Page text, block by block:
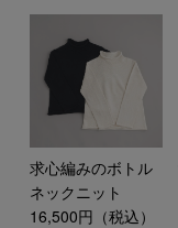
求心編みのボトル
ネックニット
16,500円（税込）